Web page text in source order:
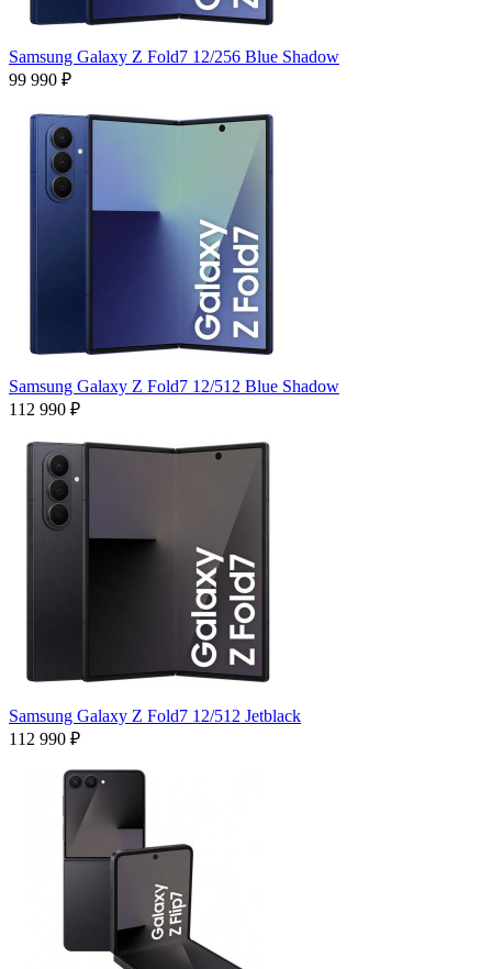
Samsung Galaxy Z Fold7 12/256 Blue Shadow
99 990 ₽
Samsung Galaxy Z Fold7 12/512 Blue Shadow
112 990 ₽
Samsung Galaxy Z Fold7 12/512 Jetblack
112 990 ₽